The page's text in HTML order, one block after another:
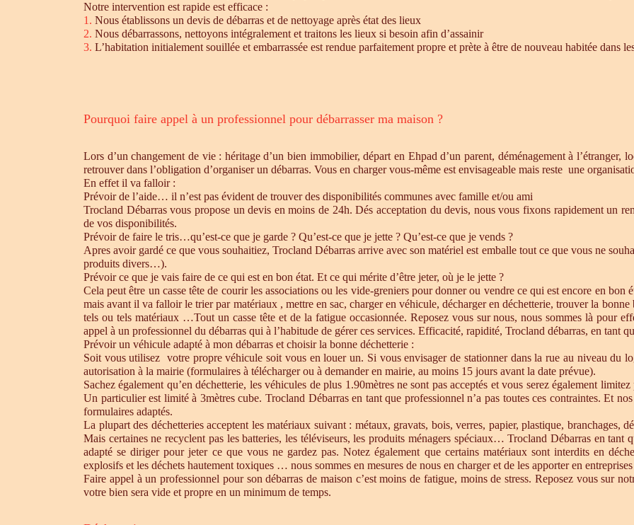
Notre intervention est rapide est efficace :
1. Nous établissons un devis de débarras et de nettoyage après état des lieux
2. Nous débarrassons, nettoyons intégralement et traitons les lieux si besoin afin d’assainir
3. L’habitation initialement souillée et embarrassée est rendue parfaitement propre et prète à être de nouveau habitée dans
Pourquoi faire appel à un professionnel pour débarrasser ma maison ?
Lors d’un changement de vie : héritage d’un bien immobilier, départ en Ehpad d’un parent, déménagement à
retrouver dans l’obligation d’organiser un débarras. Vous en charger vous-même est envisageable mais reste une
En effet il va falloir :
Prévoir de l’aide… il n’est pas évident de trouver des disponibilités communes avec famille et/ou ami
Trocland Débarras vous propose un devis en moins de 24h. Dés acceptation du devis, nous vous fixons rapidement un
de vos disponibilités.
Prévoir de faire le tris…qu’est-ce que je garde ? Qu’est-ce que je jette ? Qu’est-ce que je vends ?
Apres avoir gardé ce que vous souhaitiez, Trocland Débarras arrive avec son matériel est emballe tout ce que vous ne
produits divers…).
Prévoir ce que je vais faire de ce qui est en bon état. Et ce qui mérite d’être jeter, où je le jette ?
Cela peut être un casse tête de courir les associations ou les vide-greniers pour donner ou vendre ce qui est encore en bon
mais avant il va falloir le trier par matériaux , mettre en sac, charger en véhicule, décharger en déchetterie, trouver la
tels ou tels matériaux …Tout un casse tête et de la fatigue occasionnée. Reposez vous sur nous, nous sommes là pour
appel à un professionnel du débarras qui à l’habitude de gérer ces services. Efficacité, rapidité, Trocland débarras, en tant
Prévoir un véhicule adapté à mon débarras et choisir la bonne déchetterie :
Soit vous utilisez votre propre véhicule soit vous en louer un. Si vous envisager de stationner dans la rue au niveau du
autorisation à la mairie (formulaires à télécharger ou à demander en mairie, au moins 15 jours avant la date prévue).
Sachez également qu’en déchetterie, les véhicules de plus 1.90mètres ne sont pas acceptés et vous serez également
Un particulier est limité à 3mètres cube. Trocland Débarras en tant que professionnel n’a pas toutes ces contraintes. Et
formulaires adaptés.
La plupart des déchetteries acceptent les matériaux suivant : métaux, gravats, bois, verres, papier, plastique, branchages,
Mais certaines ne recyclent pas les batteries, les téléviseurs, les produits ménagers spéciaux… Trocland Débarras en tant
adapté se diriger pour jeter ce que vous ne gardez pas. Notez également que certains matériaux sont interdits en
explosifs et les déchets hautement toxiques … nous sommes en mesures de nous en charger et de les apporter en
Faire appel à un professionnel pour son débarras de maison c’est moins de fatigue, moins de stress. Reposez vous sur
votre bien sera vide et propre en un minimum de temps.